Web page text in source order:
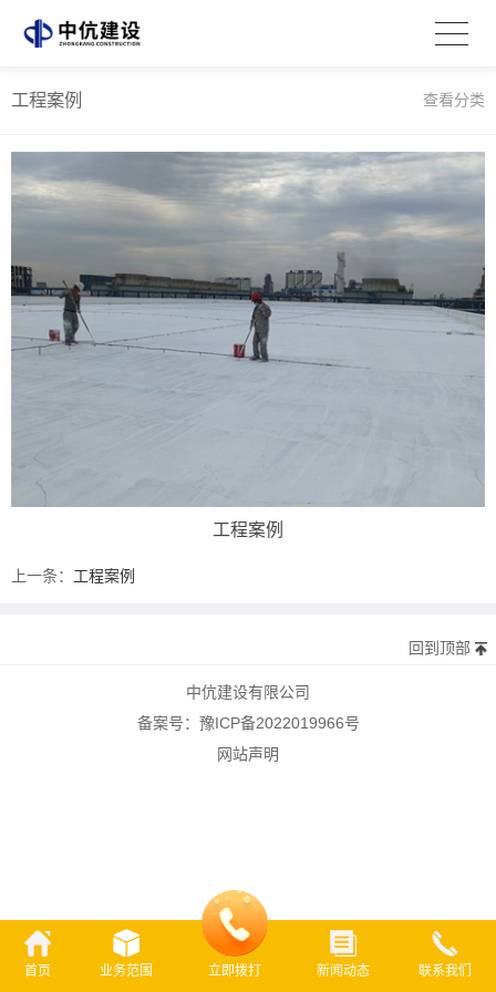
工程案例 查看分类
工程案例
上一条： 工程案例
首页 业务范围 立即拨打 新闻动态 联系我们
回到顶部
中伉建设有限公司
备案号： 豫ICP备2022019966号
网站声明